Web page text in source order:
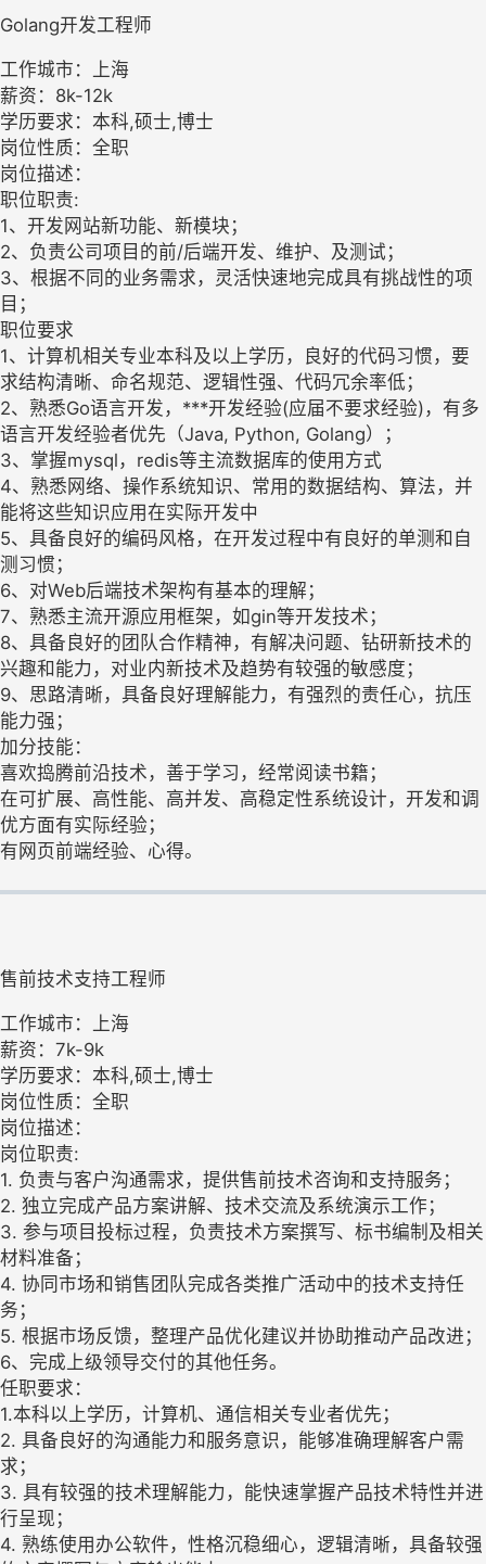
Golang开发工程师
工作城市：上海
薪资：8k-12k
学历要求：本科,硕士,博士
岗位性质：全职
岗位描述：
职位职责:
1、开发网站新功能、新模块；
2、负责公司项目的前/后端开发、维护、及测试；
3、根据不同的业务需求，灵活快速地完成具有挑战性的项
目；
职位要求
1、计算机相关专业本科及以上学历，良好的代码习惯，要
求结构清晰、命名规范、逻辑性强、代码冗余率低；
2、熟悉Go语言开发，***开发经验(应届不要求经验)，有多
语言开发经验者优先（Java, Python, Golang）；
3、掌握mysql，redis等主流数据库的使用方式
4、熟悉网络、操作系统知识、常用的数据结构、算法，并
能将这些知识应用在实际开发中
5、具备良好的编码风格，在开发过程中有良好的单测和自
测习惯；
6、对Web后端技术架构有基本的理解；
7、熟悉主流开源应用框架，如gin等开发技术；
8、具备良好的团队合作精神，有解决问题、钻研新技术的
兴趣和能力，对业内新技术及趋势有较强的敏感度；
9、思路清晰，具备良好理解能力，有强烈的责任心，抗压
能力强；
加分技能：
喜欢捣腾前沿技术，善于学习，经常阅读书籍；
在可扩展、高性能、高并发、高稳定性系统设计，开发和调
优方面有实际经验；
有网页前端经验、心得。
售前技术支持工程师
工作城市：上海
薪资：7k-9k
学历要求：本科,硕士,博士
岗位性质：全职
岗位描述：
岗位职责:
1. 负责与客户沟通需求，提供售前技术咨询和支持服务；
2. 独立完成产品方案讲解、技术交流及系统演示工作；
3. 参与项目投标过程，负责技术方案撰写、标书编制及相关
材料准备；
4. 协同市场和销售团队完成各类推广活动中的技术支持任
务；
5. 根据市场反馈，整理产品优化建议并协助推动产品改进；
6、完成上级领导交付的其他任务。
任职要求：
1.本科以上学历，计算机、通信相关专业者优先；
2. 具备良好的沟通能力和服务意识，能够准确理解客户需
求；
3. 具有较强的技术理解能力，能快速掌握产品技术特性并进
行呈现；
4. 熟练使用办公软件，性格沉稳细心，逻辑清晰，具备较强